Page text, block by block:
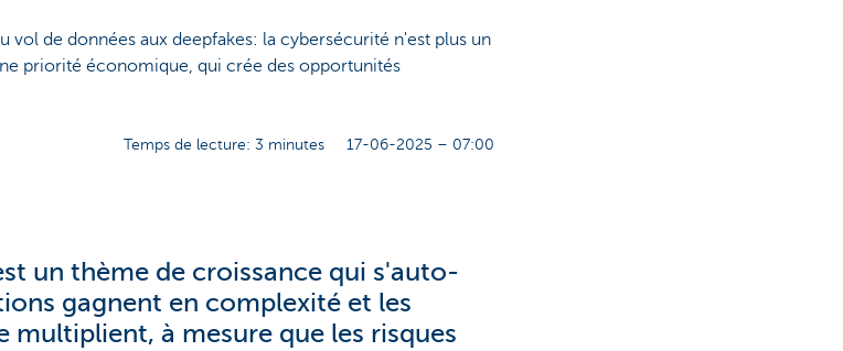
vol de données aux deepfakes: la cybersécurité n'est plus un
priorité économique, qui crée des opportunités
Temps de lecture: 3 minutes 17-06-2025 – 07:00
un thème de croissance qui s'auto-
gagnent en complexité et les
multiplient, à mesure que les risques